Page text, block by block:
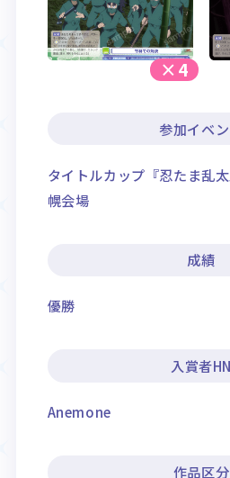
×4
参加イベ
タイトルカップ『忍たま乱
幌会場
成績
優勝
入賞者HN
Anemone
作品区分